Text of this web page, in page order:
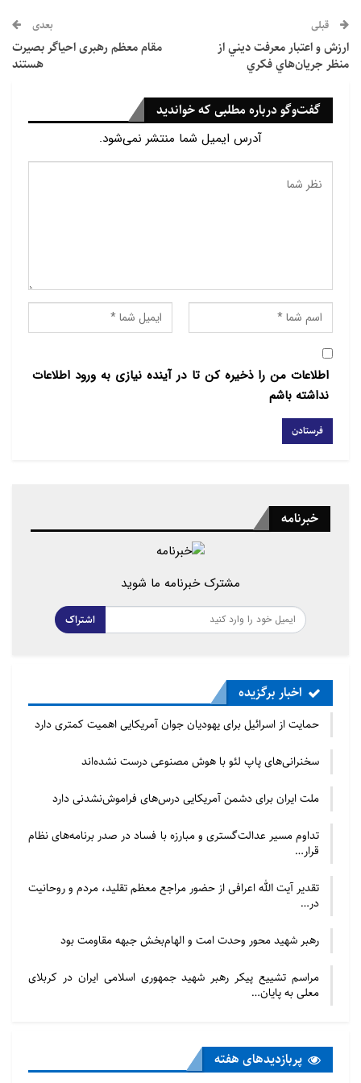
مشروعیت خلافت اموی با تاکید بر شخص معاویه است.
کلیدواژه :طه حسین؛ حضرت علی علیه السلام؛ خلافت
اموی؛ معاویه؛ مشروعیت
دیدگاه طه حسین پیرامون مشروعیت خلافت اموی
قبلی
ارزش و اعتبار معرفت ديني از
منظر جريان‌هاي فکري
بعدی
مقام معظم رهبری احیاگر بصیرت
هستند
گفت‌وگو درباره مطلبی که خواندید
آدرس ایمیل شما منتشر نمی‌شود.
اطلاعات من را ذخیره کن تا در آینده نیازی به ورود اطلاعات
نداشته باشم
خبرنامه
مشترک خبرنامه ما شوید
اشتراک
اخبار برگزیده
حمایت از اسرائیل برای یهودیان جوان آمریکایی اهمیت کمتری دارد
سخنرانی‌های پاپ لئو با هوش مصنوعی درست نشده‌اند
ملت ایران برای دشمن آمریکایی درس‌های فراموش‌نشدنی دارد
تداوم مسیر عدالت‌گستری و مبارزه با فساد در صدر برنامه‌های نظام
قرار…
تقدیر آیت الله اعرافی از حضور مراجع معظم تقلید، مردم و روحانیت
در…
رهبر شهید محور وحدت امت و الهام‌بخش جبهه مقاومت بود
مراسم تشییع پیکر رهبر شهید جمهوری اسلامی ایران در کربلای
معلی به پایان…
پربازدید‌های هفته